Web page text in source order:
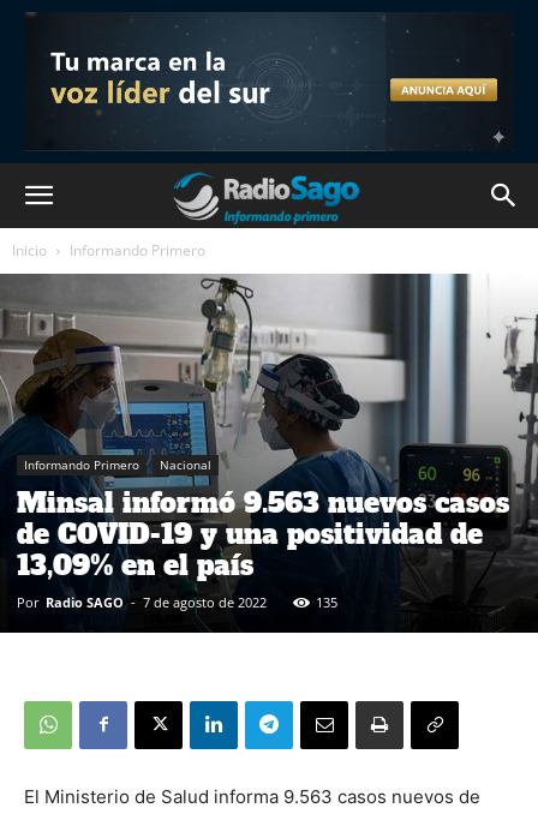
Inicio Informando Primero
Informando Primero Nacional
Minsal informó 9.563 nuevos casos
de COVID-19 y una positividad de
13,09% en el país
Por Radio SAGO - 7 de agosto de 2022 135
El Ministerio de Salud informa 9.563 casos nuevos de